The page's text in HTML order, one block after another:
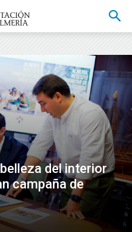
del interior
campaña de